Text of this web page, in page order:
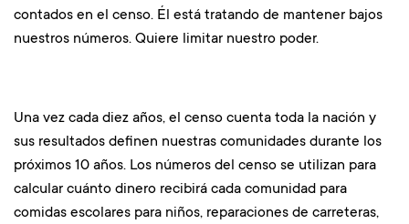
contados en el censo. Él está tratando de mantener bajos
nuestros números. Quiere limitar nuestro poder.
Una vez cada diez años, el censo cuenta toda la nación y
sus resultados definen nuestras comunidades durante los
próximos 10 años. Los números del censo se utilizan para
calcular cuánto dinero recibirá cada comunidad para
comidas escolares para niños, reparaciones de carreteras,